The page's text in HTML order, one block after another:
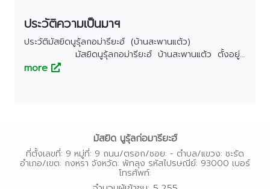
ปัตตานี
พังงา
พัทลุง
สตูล
สระบุรี
ประวัติความเป็นมาฯ
ประวัติมัสยิดนูรุ้ลกอม่ารียะฮ์ (บ้านสะพานแต้ว)
มัสยิดนูรุ้ลกอม่ารียะฮ์ บ้านสะพานแต้ว ตั้งอยู่
เลขที่ 67 หมู่ที่ 9 ตำบลชะรัด อำเภอกงหรา จังหวัด
รัด อำเภอกงหรา จังหวัดพัทลุง รหัสไปรษณีย์ 93000
โดยเริ่มมาทำเป็นสถานที่ละหมาด เมื่อ
ปี พ.ศ.2527 โดยมีผู้มาก่อ
ตั้ง คือ นายฮัจยี
หาด ด้วงดล เป็นอีหม่าม นายสะหนิ หวังขวัญ เป็นคอ
more
มัสยิด นูรุ้ลก่อมารียะฮ์
ที่ตั้งเลขที่: 9 หมู่ที่: 9 ถนน/ตรอก/ซอย: - ตำบล/แขวง: ชะรัด
อำเภอ/เขต: กงหรา จังหวัด: พัทลุง รหัสไปรษณีย์: 93000 เบอร์
โทรศัพท์: